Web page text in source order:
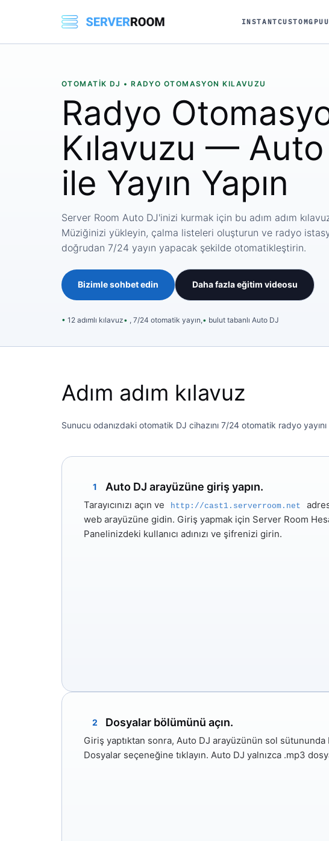
INSTANTCUSTOMGPU
OTOMATIK DJ • RADYO OTOMASYON KILAVUZU
Radyo
Kılavuzu —
ile Yayın Yapın
Server Room Auto DJ'inizi kurmak için bu adım adım
Müziğinizi yükleyin, çalma listeleri oluşturun ve radyo
doğrudan 7/24 yayın yapacak şekilde otomatikleştirin.
Bizimle sohbet edin Daha fazla eğitim videosu
12 adımlı kılavuz , 7/24 otomatik yayın, bulut tabanlı Auto DJ
Adım adım kılavuz
Sunucu odanızdaki otomatik DJ cihazını 7/24 otomatik radyo
1 Auto DJ arayüzüne giriş yapın.
Tarayıcınızı açın ve http://cast1.serverroom.net
web arayüzüne gidin. Giriş yapmak için Server Room
Panelinizdeki kullanıcı adınızı ve şifrenizi girin.
2 Dosyalar bölümünü açın.
Giriş yaptıktan sonra, Auto DJ arayüzünün sol sütununda
Dosyalar seçeneğine tıklayın. Auto DJ yalnızca .mp3